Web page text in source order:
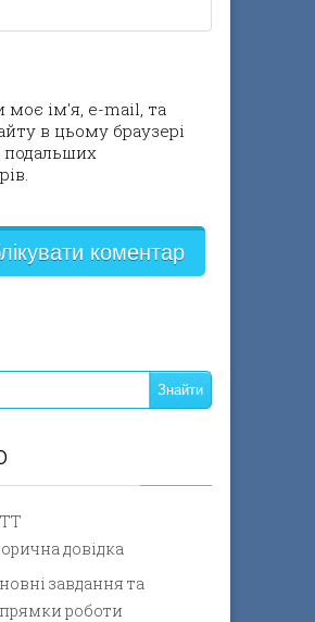
моє ім'я, e-mail, та
в цьому браузері
подальших
довідка
завдання та
роботи